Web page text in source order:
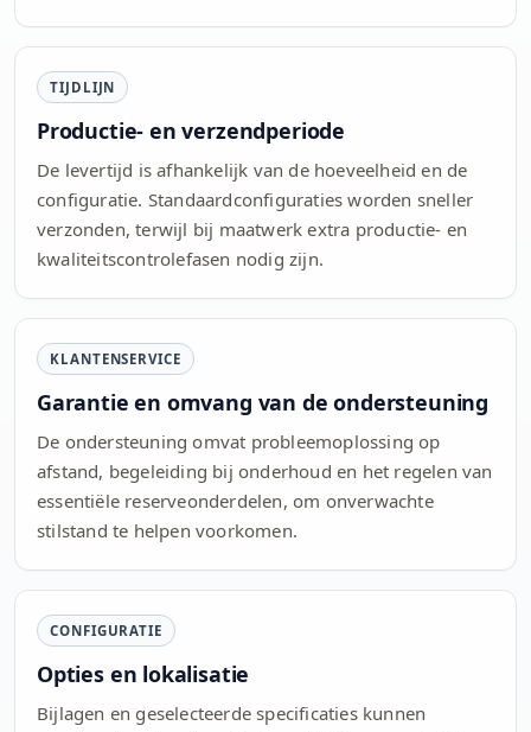
TIJDLIJN
Productie- en verzendperiode
De levertijd is afhankelijk van de hoeveelheid en de
configuratie. Standaardconfiguraties worden sneller
verzonden, terwijl bij maatwerk extra productie- en
kwaliteitscontrolefasen nodig zijn.
KLANTENSERVICE
Garantie en omvang van de ondersteuning
De ondersteuning omvat probleemoplossing op
afstand, begeleiding bij onderhoud en het regelen van
essentiële reserveonderdelen, om onverwachte
stilstand te helpen voorkomen.
CONFIGURATIE
Opties en lokalisatie
Bijlagen en geselecteerde specificaties kunnen